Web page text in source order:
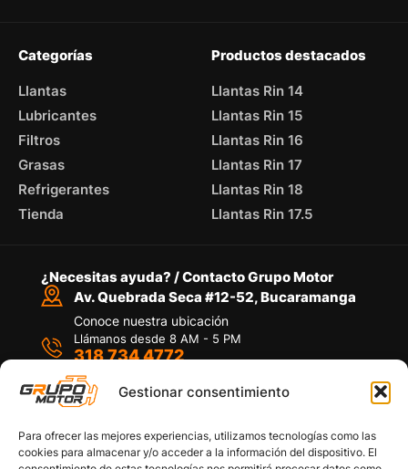
Gestionar consentimiento
Para ofrecer las mejores experiencias, utilizamos tecnologías como las
cookies para almacenar y/o acceder a la información del dispositivo. El
Categorías
Llantas
Lubricantes
Filtros
Grasas
Refrigerantes
Tienda
Productos destacados
Llantas Rin 14
Llantas Rin 15
Llantas Rin 16
Llantas Rin 17
Llantas Rin 18
Llantas Rin 17.5
¿Necesitas ayuda? / Contacto Grupo Motor
Av. Quebrada Seca #12-52, Bucaramanga
Conoce nuestra ubicación
Llámanos desde 8 AM - 5 PM
318 734 4772
Por medio de WhatsApp